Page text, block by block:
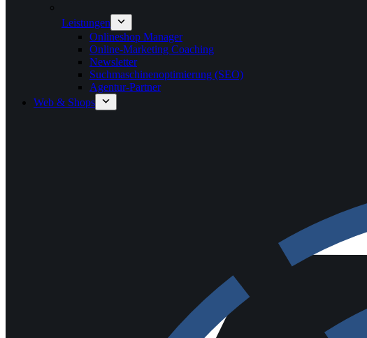
Leistungen
Onlineshop Manager
Online-Marketing Coaching
Newsletter
Suchmaschinenoptimierung (SEO)
Agentur-Partner
Web & Shops